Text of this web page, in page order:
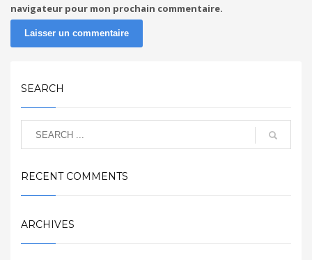
navigateur pour mon prochain commentaire.
SEARCH
RECENT COMMENTS
ARCHIVES